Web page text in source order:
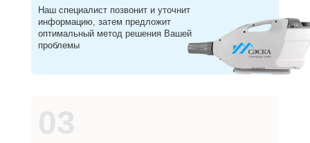
Наш специалист позвонит и уточнит
информацию, затем предложит
оптимальный метод решения Вашей
проблемы